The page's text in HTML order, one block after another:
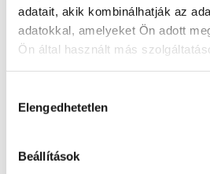
adatait, akik kombinálhatják az
adatokkal, amelyeket Ön adott
Ön által használt más
kiválasztása
Elengedhetetlen
Beállítások
EU jog
Fogyasztóvédelem
Ingatlanjog
Irodai hírek
Követeléskezelés